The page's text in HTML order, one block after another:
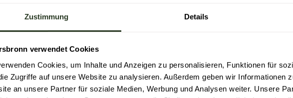
Zustimmung Details
verwendet Cookies
Cookies, um Inhalte und Anzeigen zu personalisieren, Funktionen für
Zugriffe auf unsere Website zu analysieren. Außerdem geben wir Informationen
an unsere Partner für soziale Medien, Werbung und Analysen weiter. Unsere